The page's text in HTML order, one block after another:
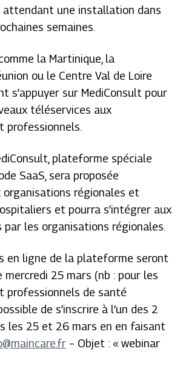
attendant une installation dans
semaines.
la Martinique, la
ou le Centre Val de Loire
s’appuyer sur MediConsult pour
téléservices aux
professionnels.
plateforme spéciale
SaaS, sera proposée
régionales et
et pourra s’intégrer aux
par les organisations régionales.
en ligne de la plateforme seront
25 mars (nb : pour les
professionnels de santé
de s’inscrire à l’un des 2
les 25 et 26 mars en en faisant
– Objet : « webinar